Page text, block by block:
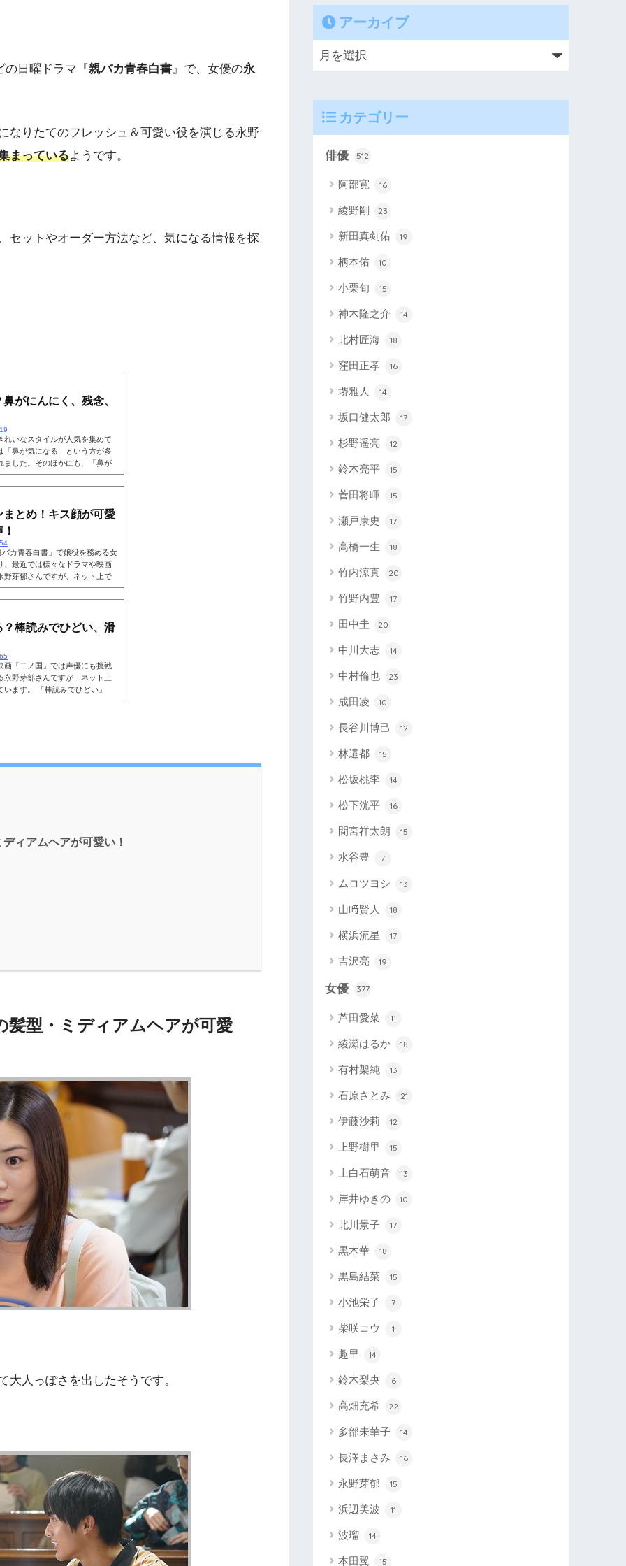
の日曜ドラマ『親バカ青春白書 』で、女優の永
なりたてのフレッシュ＆可愛い役を演じる永野
まっているようです。
セットやオーダー方法など、気になる情報を探
がにんにく、残念、
れいなスタイルが人気を集めて
「鼻が気になる」という方が多
ました。そのほかにも、「鼻が
、「それでも可愛い」と思って
してもほかのパーツよりも目に
そこで、永野芽郁さんの鼻に対
とめ！キス顔が可愛
カ青春白書」で娘役を務める女
、最近では様々なドラマや映画
野芽郁さんですが、ネット上で
と話題になっています。 永野芽
披露してきたのか気になる方も
華で「永野芽郁になりたい」と
棒読みでひどい、滑
画「二ノ国」では声優にも挑戦
永野芽郁さんですが、ネット上
ます。 「棒読みでひどい」
良くないみたいですね。果たし
ィアムヘアが可愛い！
髪型・ミディアムヘアが可愛
人っぽさを出したそうです。
アーカイブ
カテゴリー
俳優 512
阿部寛 16
綾野剛 23
新田真剣佑 19
柄本佑 10
小栗旬 15
神木隆之介 14
北村匠海 18
窪田正孝 16
堺雅人 14
坂口健太郎 17
杉野遥亮 12
鈴木亮平 15
菅田将暉 15
瀬戸康史 17
高橋一生 18
竹内涼真 20
竹野内豊 17
田中圭 20
中川大志 14
中村倫也 23
成田凌 10
長谷川博己 12
林遣都 15
松坂桃李 14
松下洸平 16
間宮祥太朗 15
水谷豊 7
ムロツヨシ 13
山﨑賢人 18
横浜流星 17
吉沢亮 19
女優 377
芦田愛菜 11
綾瀬はるか 18
有村架純 13
石原さとみ 21
伊藤沙莉 12
上野樹里 15
上白石萌音 13
岸井ゆきの 10
北川景子 17
黒木華 18
黒島結菜 15
小池栄子 7
柴咲コウ 1
趣里 14
鈴木梨央 6
高畑充希 22
多部未華子 14
長澤まさみ 16
永野芽郁 15
浜辺美波 11
波瑠 14
本田翼 15